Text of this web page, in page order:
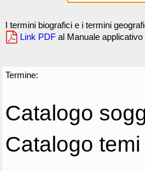
I termini biografici e i termini
Link PDF al Manuale
Termine:
Catalogo
Catalogo